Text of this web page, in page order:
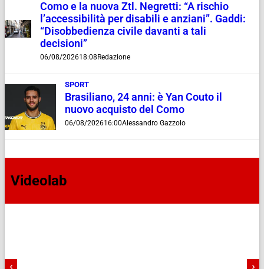
Como e la nuova Ztl. Negretti: “A rischio
l’accessibilità per disabili e anziani”. Gaddi:
“Disobbedienza civile davanti a tali
decisioni”
06/08/202618:08 Redazione
SPORT
Brasiliano, 24 anni: è Yan Couto il
nuovo acquisto del Como
06/08/202616:00Alessandro Gazzolo
Videolab
‹ ›